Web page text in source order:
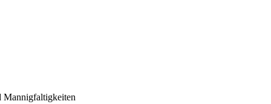
Mannigfaltigkeiten